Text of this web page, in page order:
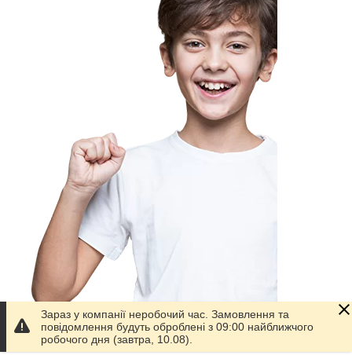
Зараз у компанії неробочий час. Замовлення та
повідомлення будуть оброблені з 09:00 найближчого
робочого дня (завтра, 10.08).